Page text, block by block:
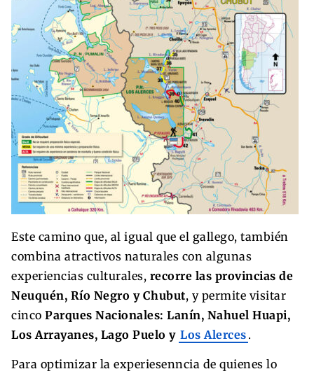
Este camino que, al igual que el gallego, también
combina atractivos naturales con algunas
experiencias culturales, recorre las provincias de
Neuquén, Río Negro y Chubut, y permite visitar
cinco Parques Nacionales: Lanín, Nahuel Huapi,
Los Arrayanes, Lago Puelo y Los Alerces .
Para optimizar la experiesenncia de quienes lo